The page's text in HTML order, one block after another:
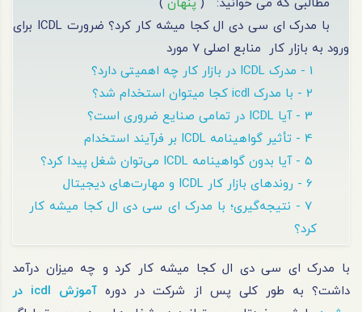
با مدرک ای سی دی ال کجا میشه کار کرد؟ ضرورت ICDL برای
ورود به بازار کار
منابع اصلی 7 مورد
7 - نتیجه‌گیری؛ با مدرک ای سی دی ال کجا میشه کار
کرد؟
با مدرک ای سی دی ال کجا میشه کار کرد و چه میزان درآمد
داشت؟ به طور کلی پس از شرکت در دوره
آموزش icdl در